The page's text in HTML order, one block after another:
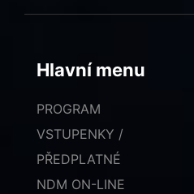
Hlavní menu
PROGRAM
VSTUPENKY /
PŘEDPLATNÉ
NDM ON-LINE